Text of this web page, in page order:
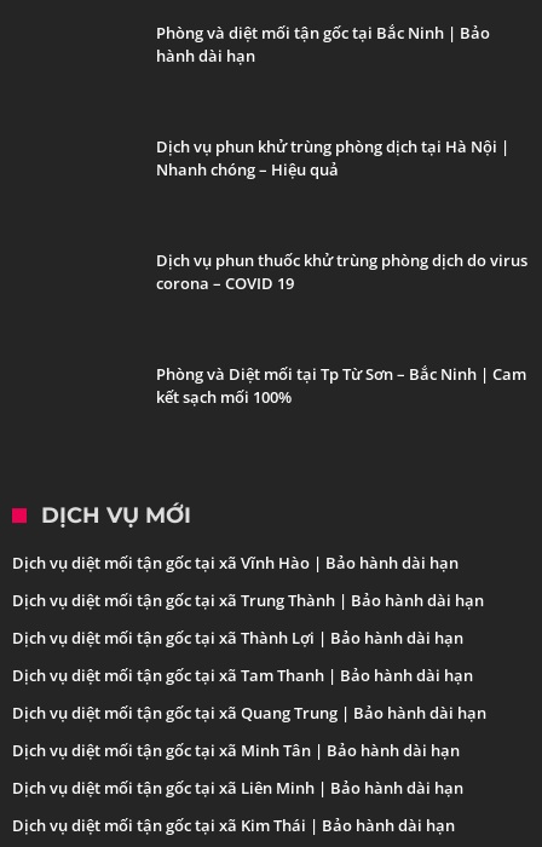
Phòng và diệt mối tận gốc tại Bắc Ninh | Bảo
hành dài hạn
Dịch vụ phun khử trùng phòng dịch tại Hà Nội |
Nhanh chóng – Hiệu quả
Dịch vụ phun thuốc khử trùng phòng dịch do virus
corona – COVID 19
Phòng và Diệt mối tại Tp Từ Sơn – Bắc Ninh | Cam
kết sạch mối 100%
DỊCH VỤ MỚI
Dịch vụ diệt mối tận gốc tại xã Vĩnh Hào | Bảo hành dài hạn
Dịch vụ diệt mối tận gốc tại xã Trung Thành | Bảo hành dài hạn
Dịch vụ diệt mối tận gốc tại xã Thành Lợi | Bảo hành dài hạn
Dịch vụ diệt mối tận gốc tại xã Tam Thanh | Bảo hành dài hạn
Dịch vụ diệt mối tận gốc tại xã Quang Trung | Bảo hành dài hạn
Dịch vụ diệt mối tận gốc tại xã Minh Tân | Bảo hành dài hạn
Dịch vụ diệt mối tận gốc tại xã Liên Minh | Bảo hành dài hạn
Dịch vụ diệt mối tận gốc tại xã Kim Thái | Bảo hành dài hạn